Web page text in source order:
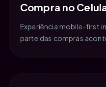
Compra no
Experiência mobile-first
parte das compras